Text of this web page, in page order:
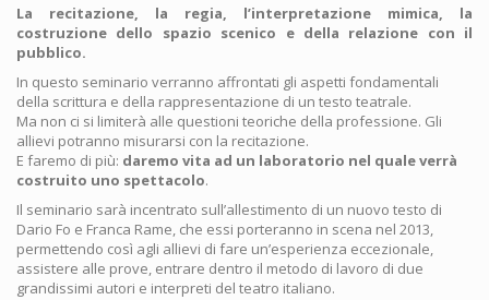
La recitazione, la regia, l’interpretazione mimica, la
costruzione dello spazio scenico e della relazione con il
pubblico.
In questo seminario verranno affrontati gli aspetti fondamentali
della scrittura e della rappresentazione di un testo teatrale.
Ma non ci si limiterà alle questioni teoriche della professione. Gli
allievi potranno misurarsi con la recitazione.
E faremo di più: daremo vita ad un laboratorio nel quale verrà
costruito uno spettacolo.
Il seminario sarà incentrato sull’allestimento di un nuovo testo di
Dario Fo e Franca Rame, che essi porteranno in scena nel 2013,
permettendo così agli allievi di fare un’esperienza eccezionale,
assistere alle prove, entrare dentro il metodo di lavoro di due
grandissimi autori e interpreti del teatro italiano.